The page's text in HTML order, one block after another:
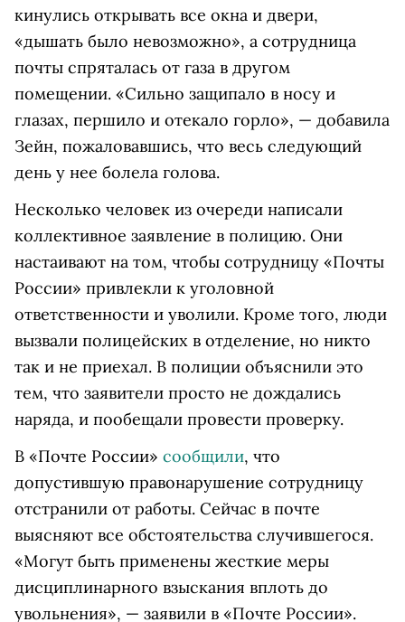
кинулись открывать все окна и двери,
«дышать было невозможно», а сотрудница
почты спряталась от газа в другом
помещении. «Сильно защипало в носу и
глазах, першило и отекало горло», — добавила
Зейн, пожаловавшись, что весь следующий
день у нее болела голова.
Несколько человек из очереди написали
коллективное заявление в полицию. Они
настаивают на том, чтобы сотрудницу «Почты
России» привлекли к уголовной
ответственности и уволили. Кроме того, люди
вызвали полицейских в отделение, но никто
так и не приехал. В полиции объяснили это
тем, что заявители просто не дождались
наряда, и пообещали провести проверку.
В «Почте России» сообщили, что
допустившую правонарушение сотрудницу
отстранили от работы. Сейчас в почте
выясняют все обстоятельства случившегося.
«Могут быть применены жесткие меры
дисциплинарного взыскания вплоть до
увольнения», — заявили в «Почте России».